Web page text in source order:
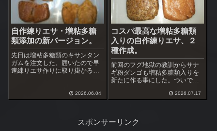
自作練りエサ・増粘多糖
類添加の新バージョン。
先日は増粘多糖類のキサンタン
ガムを注文した。届いたので早
速練りエサ作りに取り掛かる。
り方をAIに聞いてみた。答えは
こちら。キサンタンガムは、練
2026.06.04
コスパ最高な増粘多糖類
入りの自作練りエサ、２
種作成。
前回のフグ地獄の教訓からサナ
ギ粉ダンゴも増粘多糖類入りを
新たに作る事にした。ついでに
作る。左がサナギ粉ダンゴ、右
粘多糖類2.5％入れる。かなり粘
りが出て良い...
2026.07.17
スポンサーリンク